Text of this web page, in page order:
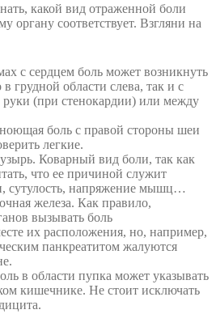
какой вид отраженной боли
органу соответствует. Взгляни на
с сердцем боль может возникнуть
грудной области слева, так и с
(при стенокардии) или между
боль с правой стороны шеи
легкие.
. Коварный вид боли, так как
что ее причиной служит
сутулость, напряжение мышц…
железа. Как правило,
вызывать боль
их расположения, но, например,
панкреатитом жалуются
в области пупка может указывать
кишечнике. Не стоит исключать